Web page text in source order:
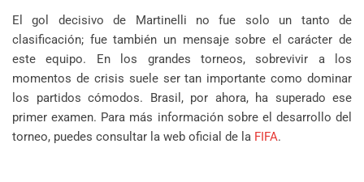
El gol decisivo de Martinelli no fue solo un tanto de
clasificación; fue también un mensaje sobre el carácter de
este equipo. En los grandes torneos, sobrevivir a los
momentos de crisis suele ser tan importante como dominar
los partidos cómodos. Brasil, por ahora, ha superado ese
primer examen. Para más información sobre el desarrollo del
torneo, puedes consultar la web oficial de la FIFA.